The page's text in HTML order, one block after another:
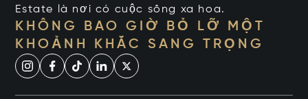
Estate là nơi có cuộc sống xa hoa.
KHÔNG BAO GIỜ BỎ LỠ MỘT
KHOẢNH KHẮC SANG TRỌNG